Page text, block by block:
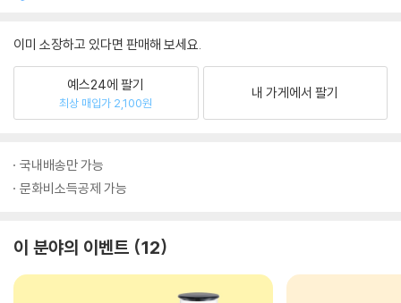
이미 소장하고 있다면 판매해 보세요.
예스24에 팔기
최상 매입가 2,100원
내 가게에서 팔기
국내배송만 가능
문화비소득공제 가능
이 분야의 이벤트 12